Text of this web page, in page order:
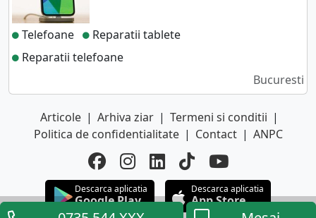
Telefoane
Reparatii tablete
Reparatii telefoane
Bucuresti
Articole | Arhiva ziar | Termeni si conditii |
Politica de confidentialitate | Contact | ANPC
Descarca aplicatia
Google Play
Descarca aplicatia
App Store